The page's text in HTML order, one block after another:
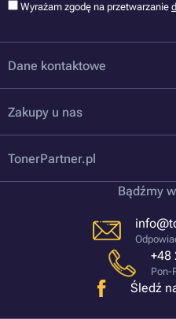
Wyrażam zgodę na przetwarzanie
Dane kontaktowe
Zakupy u nas
TonerPartner.pl
Bądźmy
+48
Pon-
Śledź